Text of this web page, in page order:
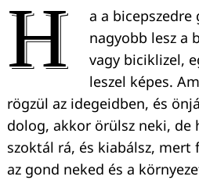
H
a a bicepszedre
nagyobb lesz a
vagy biciklizel,
leszel képes.
rögzül az idegeidben, és
dolog, akkor örülsz neki, de
szoktál rá, és kiabálsz, mert
az gond neked és a